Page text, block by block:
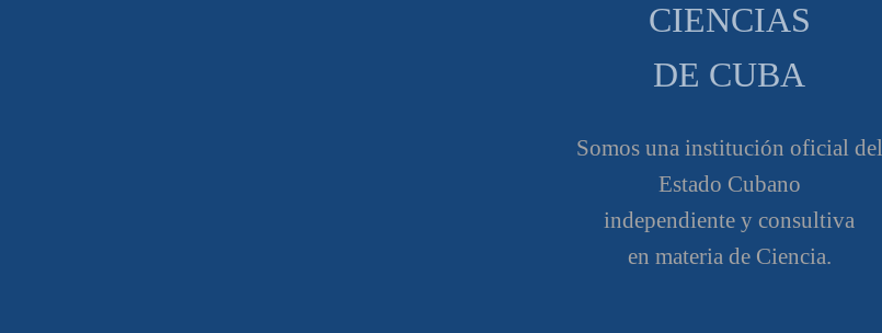
CIENCIAS
DE CUBA
Somos una institución oficial del
Estado Cubano
independiente y consultiva
en materia de Ciencia.